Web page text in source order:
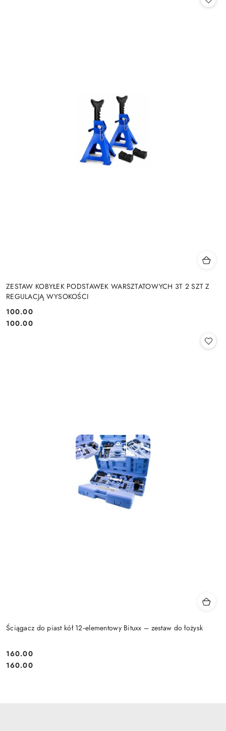
ZESTAW KOBYŁEK PODSTAWEK WARSZTATOWYCH 3T 2 SZT Z
REGULACJĄ WYSOKOŚCI
Cena:
100.00
Cena:
100.00
Ściągacz do piast kół 12‑elementowy Bituxx – zestaw do łożysk
Cena:
160.00
Cena:
160.00